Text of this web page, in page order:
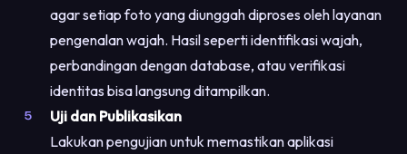
agar setiap foto yang diunggah diproses oleh layanan
pengenalan wajah. Hasil seperti identifikasi wajah,
perbandingan dengan database, atau verifikasi
identitas bisa langsung ditampilkan.
Uji dan Publikasikan
Lakukan pengujian untuk memastikan aplikasi